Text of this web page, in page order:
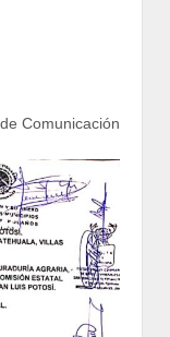
Comunicación